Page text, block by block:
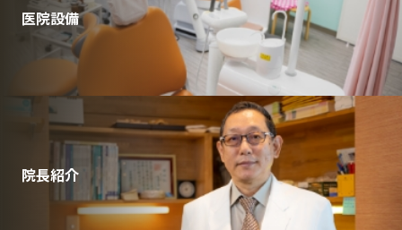
医院設備
院長紹介